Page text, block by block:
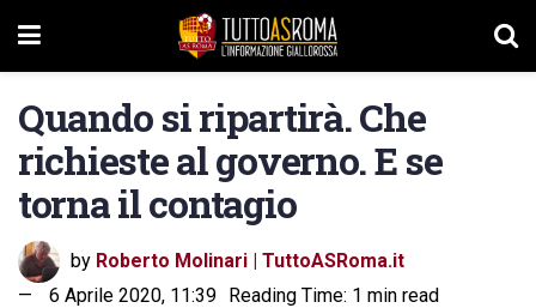
Quando si ripartirà. Che
richieste al governo. E se
torna il contagio
by Roberto Molinari | TuttoASRoma.it
6 Aprile 2020, 11:39 Reading Time: 1 min read